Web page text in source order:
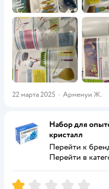
22 марта 2025 · Арменуи Ж.
Набор для
кристалл
Перейти к
Перейти в
Рейтинг:1